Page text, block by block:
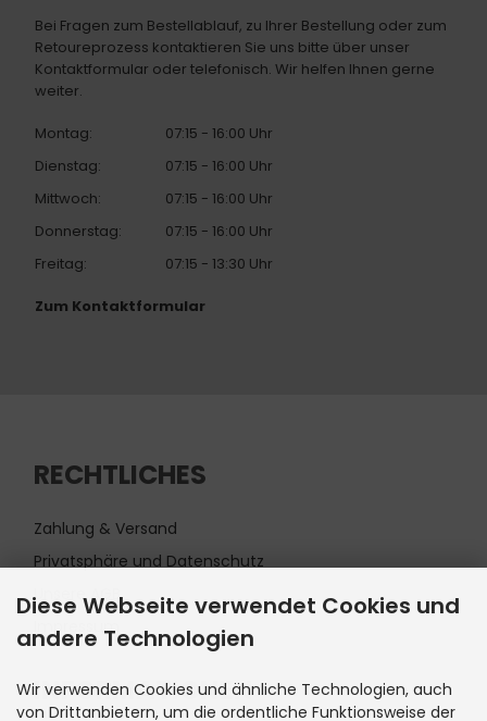
Bei Fragen zum Bestellablauf, zu Ihrer Bestellung oder zum
Retoureprozess kontaktieren Sie uns bitte über unser
Kontaktformular oder telefonisch. Wir helfen Ihnen gerne
weiter.
Montag:
07:15 - 16:00 Uhr
Dienstag:
07:15 - 16:00 Uhr
Mittwoch:
07:15 - 16:00 Uhr
Donnerstag:
07:15 - 16:00 Uhr
Freitag:
07:15 - 13:30 Uhr
Zum Kontaktformular
RECHTLICHES
Zahlung & Versand
Privatsphäre und Datenschutz
Unsere AGB
Impressum
INFORMATIONEN
Diese Webseite verwendet Cookies und
andere Technologien
Wir verwenden Cookies und ähnliche Technologien, auch
von Drittanbietern, um die ordentliche Funktionsweise der